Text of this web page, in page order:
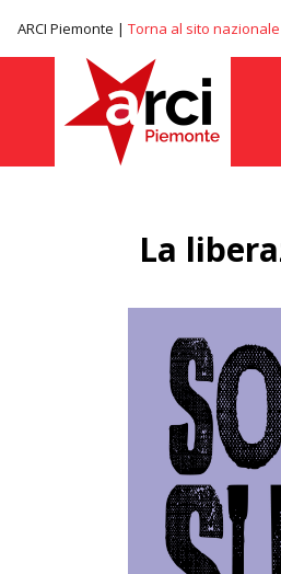
ARCI Piemonte | Torna al sito nazionale
La